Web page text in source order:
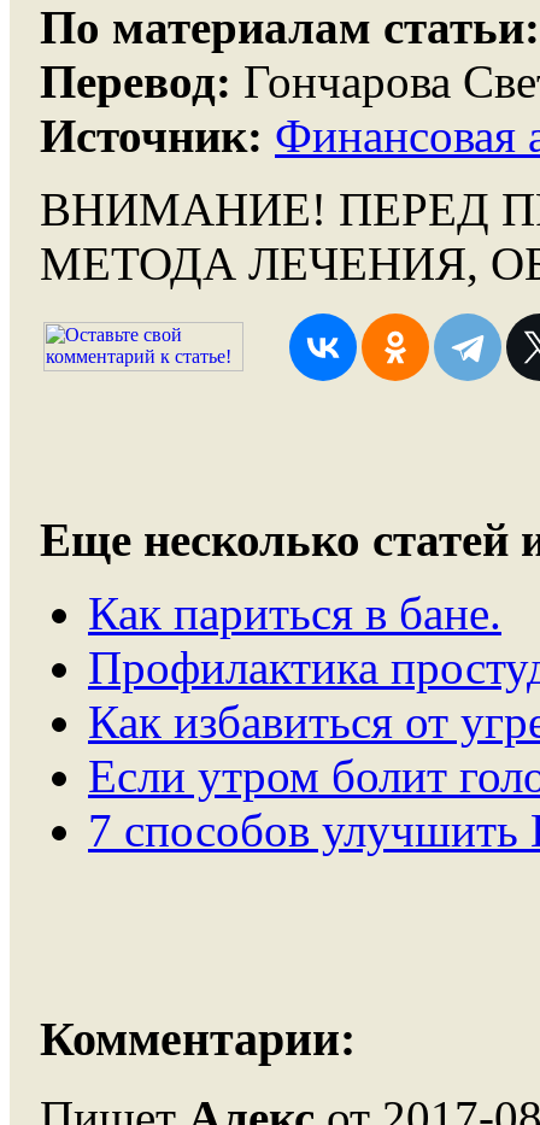
По материалам статьи:
Перевод: Гончарова
Источник: Финансовая
ВНИМАНИЕ! ПЕРЕД
МЕТОДА ЛЕЧЕНИЯ,
Еще несколько статей
Как париться в бане.
Профилактика
Как избавиться от
Если утром болит
7 способов улучшить
Комментарии: